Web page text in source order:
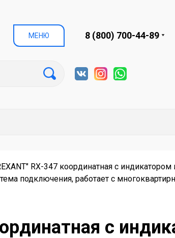
МЕНЮ 8 (800) 700-44-89
RX-347 координатная с
подключения, работает c
с